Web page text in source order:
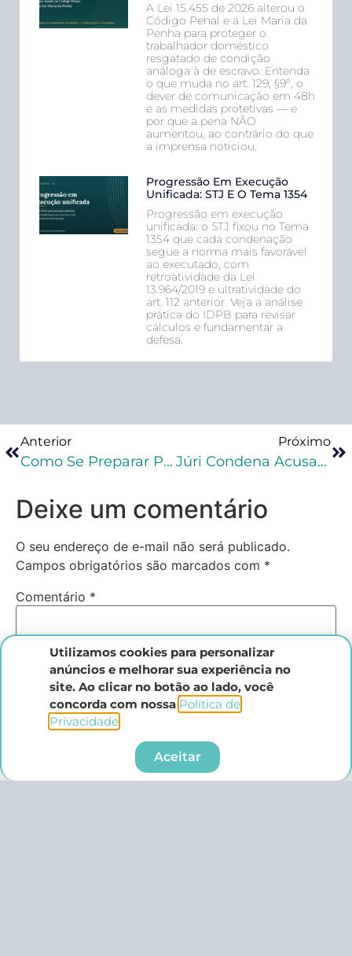
A Lei 15.455 de 2026 alterou o
Código Penal e a Lei Maria da
Penha para proteger o
trabalhador doméstico
resgatado de condição
análoga à de escravo. Entenda
o que muda no art. 129, §9º, o
dever de comunicação em 48h
e as medidas protetivas — e
por que a pena NÃO
aumentou, ao contrário do que
a imprensa noticiou.
Progressão Em Execução
Unificada: STJ E O Tema 1354
Progressão em execução
unificada: o STJ fixou no Tema
1354 que cada condenação
segue a norma mais favorável
ao executado, com
retroatividade da Lei
13.964/2019 e ultratividade do
art. 112 anterior. Veja a análise
prática do IDPB para revisar
cálculos e fundamentar a
defesa.
Anterior
Como Se Preparar Para O Exame Da Ordem
Próximo
Júri Condena Acusados De Matar Casal No Vale: Como Advogar No Júri
Deixe um comentário
O seu endereço de e-mail não será publicado.
Campos obrigatórios são marcados com *
Comentário *
Utilizamos cookies para personalizar
anúncios e melhorar sua experiência no
site. Ao clicar no botão ao lado, você
concorda com nossa Política de
Privacidade.​
Aceitar